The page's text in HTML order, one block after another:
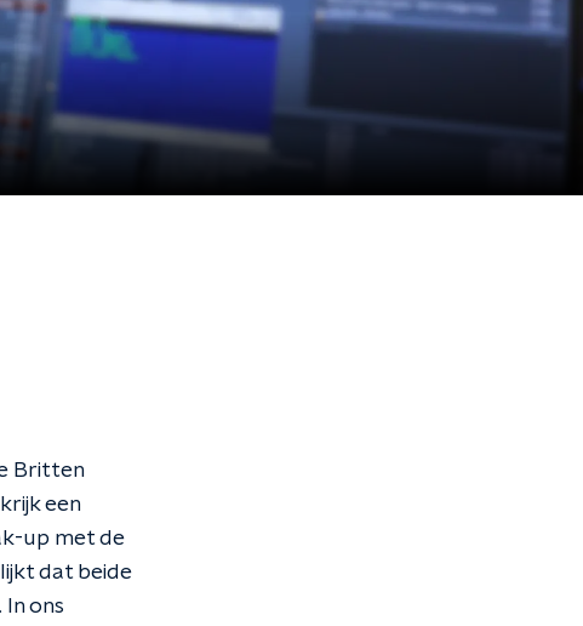
Britten
een
up met de
dat beide
ons